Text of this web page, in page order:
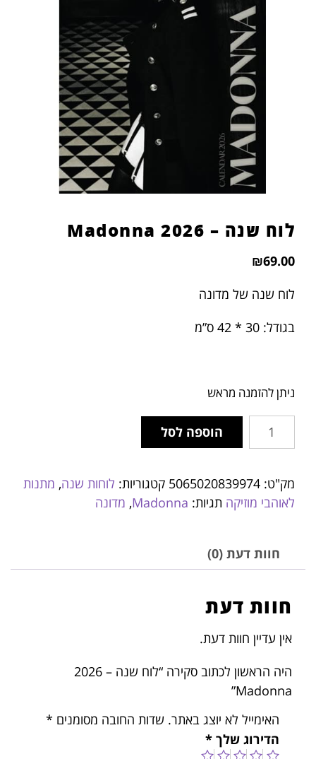
הוסף קו תחתון לקישורים
סמן קישורים
לאפס
האפשרויות
לוח שנה – 2026 Madonna
₪69.00
לוח שנה של מדונה
בגודל: 30 * 42 ס”מ
ניתן להזמנה מראש
הוספה לסל
מק"ט: 5065020839974 קטגוריות: לוחות שנה, מתנות
לאוהבי מוזיקה תגיות: Madonna
, מדונה
חוות דעת (0)
חוות דעת
אין עדיין חוות דעת.
היה הראשון לכתוב סקירה “לוח שנה – 2026
Madonna”
האימייל לא יוצג באתר. שדות החובה מסומנים *
הדירוג שלך *